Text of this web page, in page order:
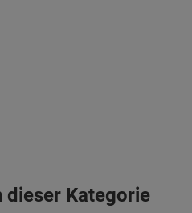
dieser Kategorie